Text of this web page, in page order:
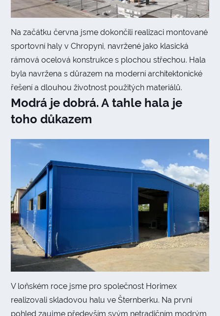
Na začátku června jsme dokončili realizaci montované
sportovní haly v Chropyni, navržené jako klasická
rámová ocelová konstrukce s plochou střechou. Hala
byla navržena s důrazem na moderní architektonické
řešení a dlouhou životnost použitých materiálů.
Modrá je dobrá. A tahle hala je
toho důkazem
V loňském roce jsme pro společnost Horimex
realizovali skladovou halu ve Šternberku. Na první
pohled zaujme především svým netradičním modrým